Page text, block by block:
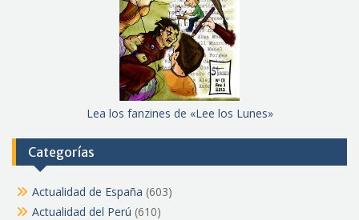
Lea los fanzines de «Lee los Lunes»
Categorías
Actualidad de España (603)
Actualidad del Perú (610)